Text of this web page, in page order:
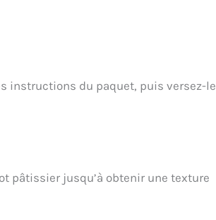
instructions du paquet, puis versez-le
pâtissier jusqu’à obtenir une texture